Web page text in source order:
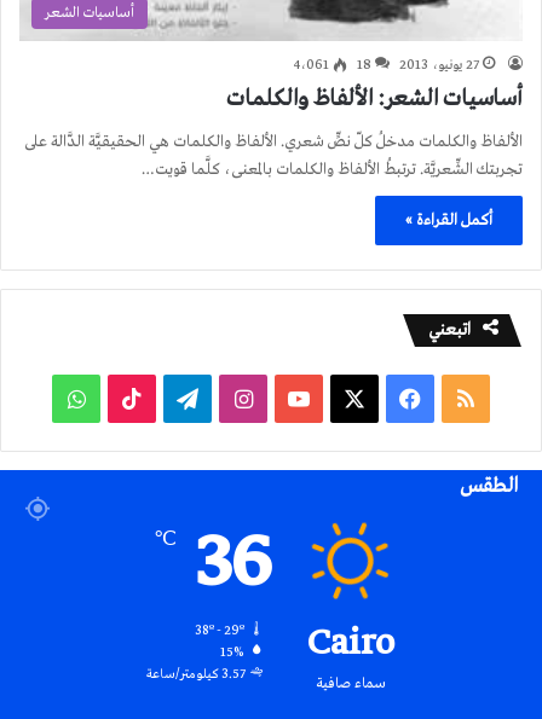
أساسيات الشعر
27 يونيو، 2013 18 4٬061
أساسيات الشعر: الألفاظ والكلمات
الألفاظ والكلمات مدخلُ كلّ نصٍّ شعري. الألفاظ والكلمات هي الحقيقيَّة الدَّالة على
تجربتك الشِّعريَّة. ترتبطُ الألفاظ والكلمات بالمعنى، كلَّما قويت…
أكمل القراءة »
اتبعني
ملخص
الموقع
فيسبوك ‫YouTubeانستقرامتيلقرام ‫TikTokواتساب
الطقس
Cairo
سماء صافية
36
℃
15%
3.57 كيلومتر/ساعة